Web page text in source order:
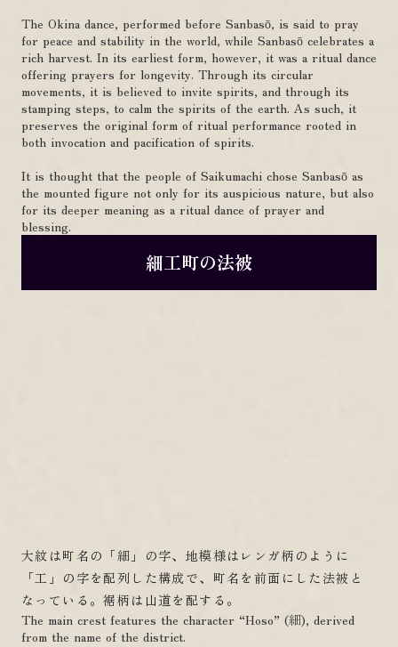
The Okina dance, performed before Sanbasō, is said to pray
for peace and stability in the world, while Sanbasō celebrates a
rich harvest. In its earliest form, however, it was a ritual dance
offering prayers for longevity. Through its circular
movements, it is believed to invite spirits, and through its
stamping steps, to calm the spirits of the earth. As such, it
preserves the original form of ritual performance rooted in
both invocation and pacification of spirits.
It is thought that the people of Saikumachi chose Sanbasō as
the mounted figure not only for its auspicious nature, but also
for its deeper meaning as a ritual dance of prayer and
blessing.
細工町の法被
大紋は町名の「細」の字、地模様はレンガ柄のように
「工」の字を配列した構成で、町名を前面にした法被と
なっている。裾柄は山道を配する。
The main crest features the character “Hoso” (細), derived
from the name of the district.